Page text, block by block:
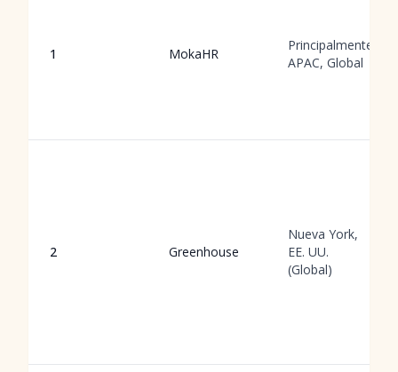
1 MokaHR
Principalmente
APAC, Global
2 Greenhouse
Nueva York,
EE. UU.
(Global)